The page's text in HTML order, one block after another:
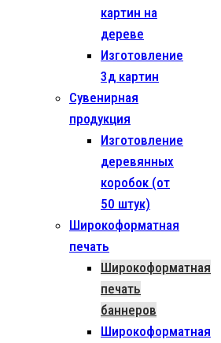
картин на
дереве
Изготовление
3д картин
Сувенирная
продукция
Изготовление
деревянных
коробок (от
50 штук)
Широкоформатная
печать
Широкоформатная
печать
баннеров
Широкоформатная